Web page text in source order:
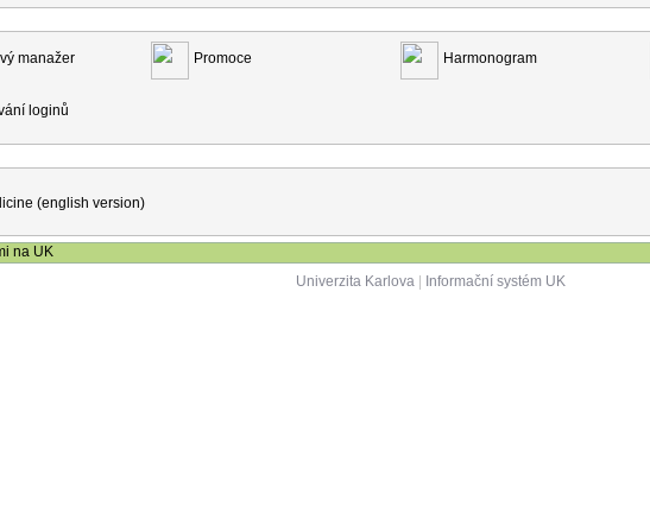
manažer Promoce Harmonogram
loginů
(english version)
na UK
Univerzita Karlova| Informační systém UK